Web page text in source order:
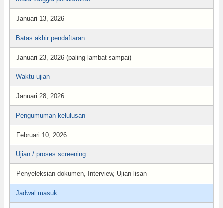
Januari 13, 2026
Batas akhir pendaftaran
Januari 23, 2026 (paling lambat sampai)
Waktu ujian
Januari 28, 2026
Pengumuman kelulusan
Februari 10, 2026
Ujian / proses screening
Penyeleksian dokumen, Interview, Ujian lisan
Jadwal masuk